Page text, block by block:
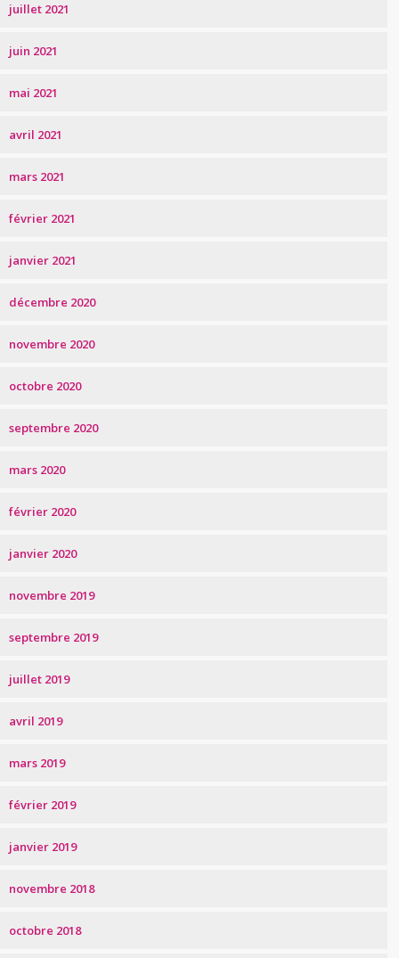
juillet 2021
juin 2021
mai 2021
avril 2021
mars 2021
février 2021
janvier 2021
décembre 2020
novembre 2020
octobre 2020
septembre 2020
mars 2020
février 2020
janvier 2020
novembre 2019
septembre 2019
juillet 2019
avril 2019
mars 2019
février 2019
janvier 2019
novembre 2018
octobre 2018